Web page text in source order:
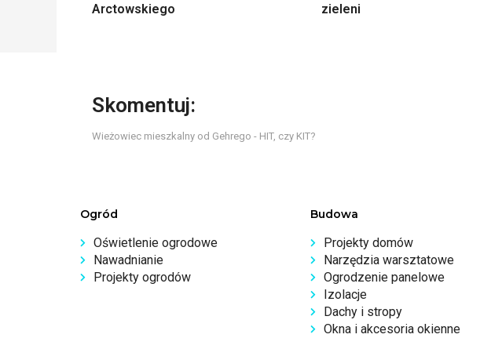
Arctowskiego
zieleni
Skomentuj:
Wieżowiec mieszkalny od Gehrego - HIT, czy KIT?
Ogród
Oświetlenie ogrodowe
Nawadnianie
Projekty ogrodów
Budowa
Projekty domów
Narzędzia warsztatowe
Ogrodzenie panelowe
Izolacje
Dachy i stropy
Okna i akcesoria okienne